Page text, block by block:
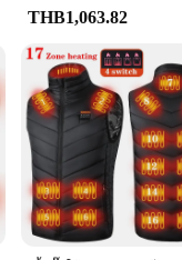
THB1,063.82